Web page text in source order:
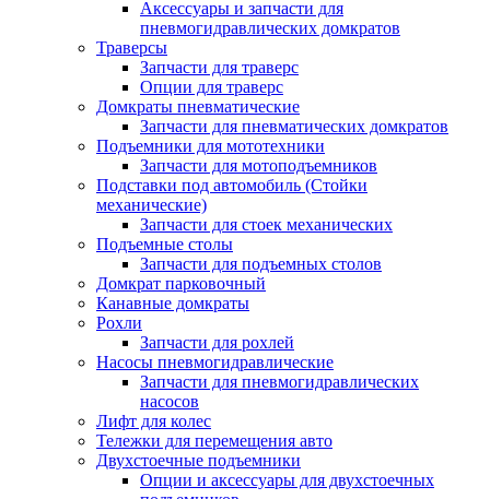
Аксессуары и запчасти для
пневмогидравлических домкратов
Траверсы
Запчасти для траверс
Опции для траверс
Домкраты пневматические
Запчасти для пневматических домкратов
Подъемники для мототехники
Запчасти для мотоподъемников
Подставки под автомобиль (Стойки
механические)
Запчасти для стоек механических
Подъемные столы
Запчасти для подъемных столов
Домкрат парковочный
Канавные домкраты
Рохли
Запчасти для рохлей
Насосы пневмогидравлические
Запчасти для пневмогидравлических
насосов
Лифт для колес
Тележки для перемещения авто
Двухстоечные подъемники
Опции и аксессуары для двухстоечных